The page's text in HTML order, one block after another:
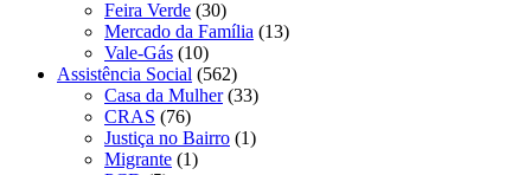
Feira Verde (30)
Mercado da Família (13)
Vale-Gás (10)
Assistência Social (562)
Casa da Mulher(33)
CRAS (76)
Justiça no Bairro (1)
Migrante (1)